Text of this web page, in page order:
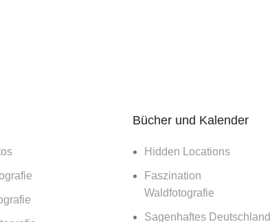
Bücher und Kalender
Hidden Locations
Faszination
Waldfotografie
Sagenhaftes Deutschland